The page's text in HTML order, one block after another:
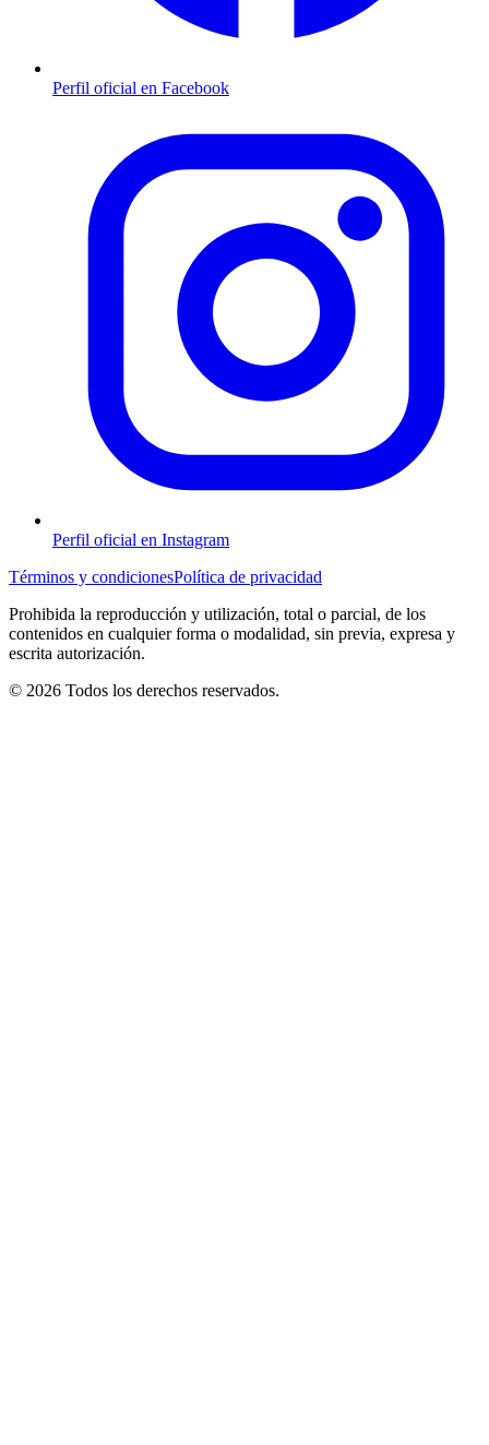
Perfil oficial en Facebook
Perfil oficial en Instagram
Términos y condicionesPolítica de privacidad
Prohibida la reproducción y utilización, total o parcial, de los
contenidos en cualquier forma o modalidad, sin previa, expresa y
escrita autorización.
© 2026 Todos los derechos reservados.